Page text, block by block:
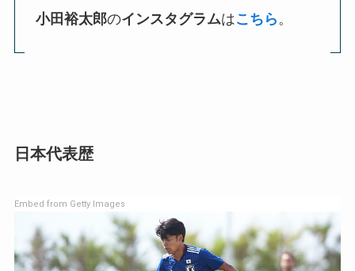
小田裕太郎のインスタグラムはこちら 。
日本代表歴
Embed from Getty Images